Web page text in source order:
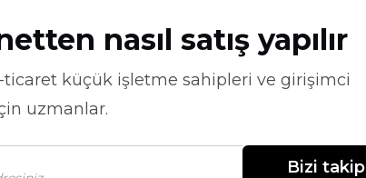
nasıl satış yapılır
ticaret küçük işletme sahipleri ve girişimci
uzmanlar.
Bizi takip